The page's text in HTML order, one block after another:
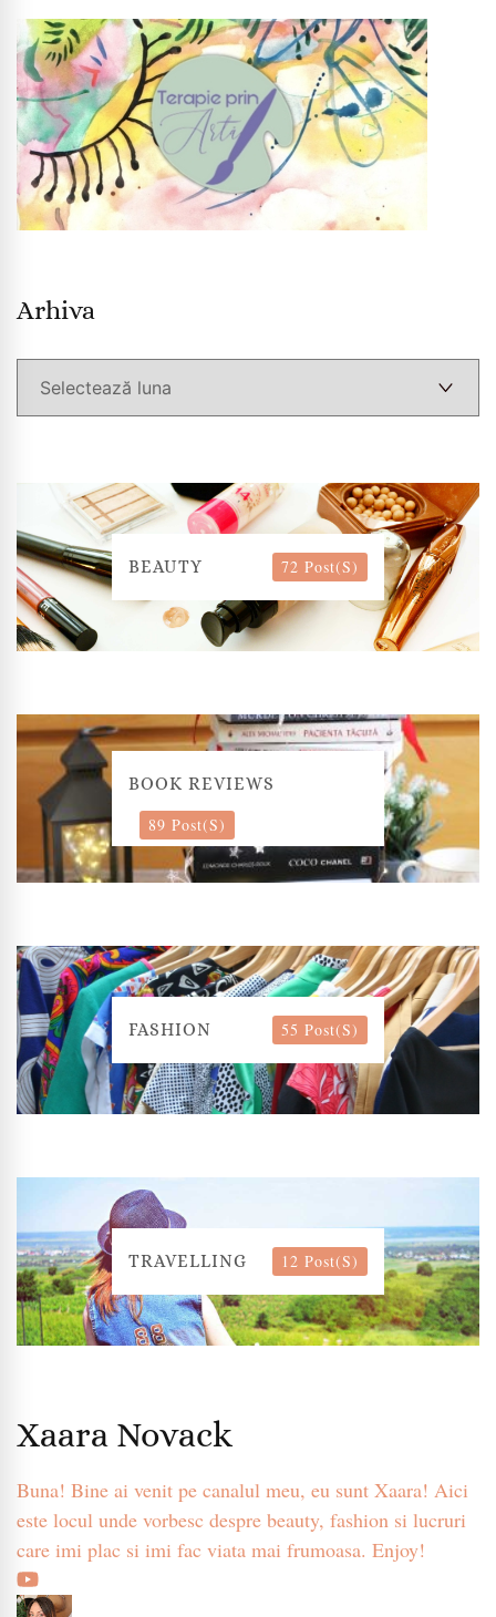
Arhiva
BEAUTY 72 Post(s)
BOOK REVIEWS
89 Post(s)
FASHION 55 Post(s)
TRAVELLING 12 Post(s)
Xaara Novack
Buna! Bine ai venit pe canalul meu, eu sunt Xaara! Aici
este locul unde vorbesc despre beauty, fashion si lucruri
care imi plac si imi fac viata mai frumoasa. Enjoy!